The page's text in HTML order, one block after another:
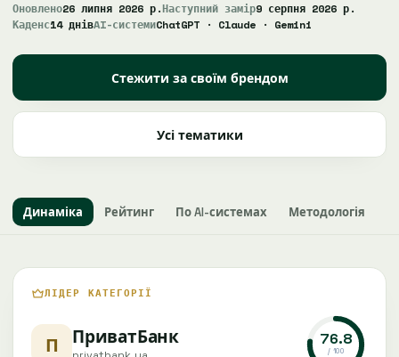
Оновлено26 липня 2026 р.Наступний замір9 серпня 2026 р.
Каденс14 днівAI-системиChatGPT · Claude · Gemini
Стежити за своїм брендом
Усі тематики
Динаміка Рейтинг По AI-системах Методологія
ЛІДЕР КАТЕГОРІЇ
П ПриватБанк 76.8
/ 100